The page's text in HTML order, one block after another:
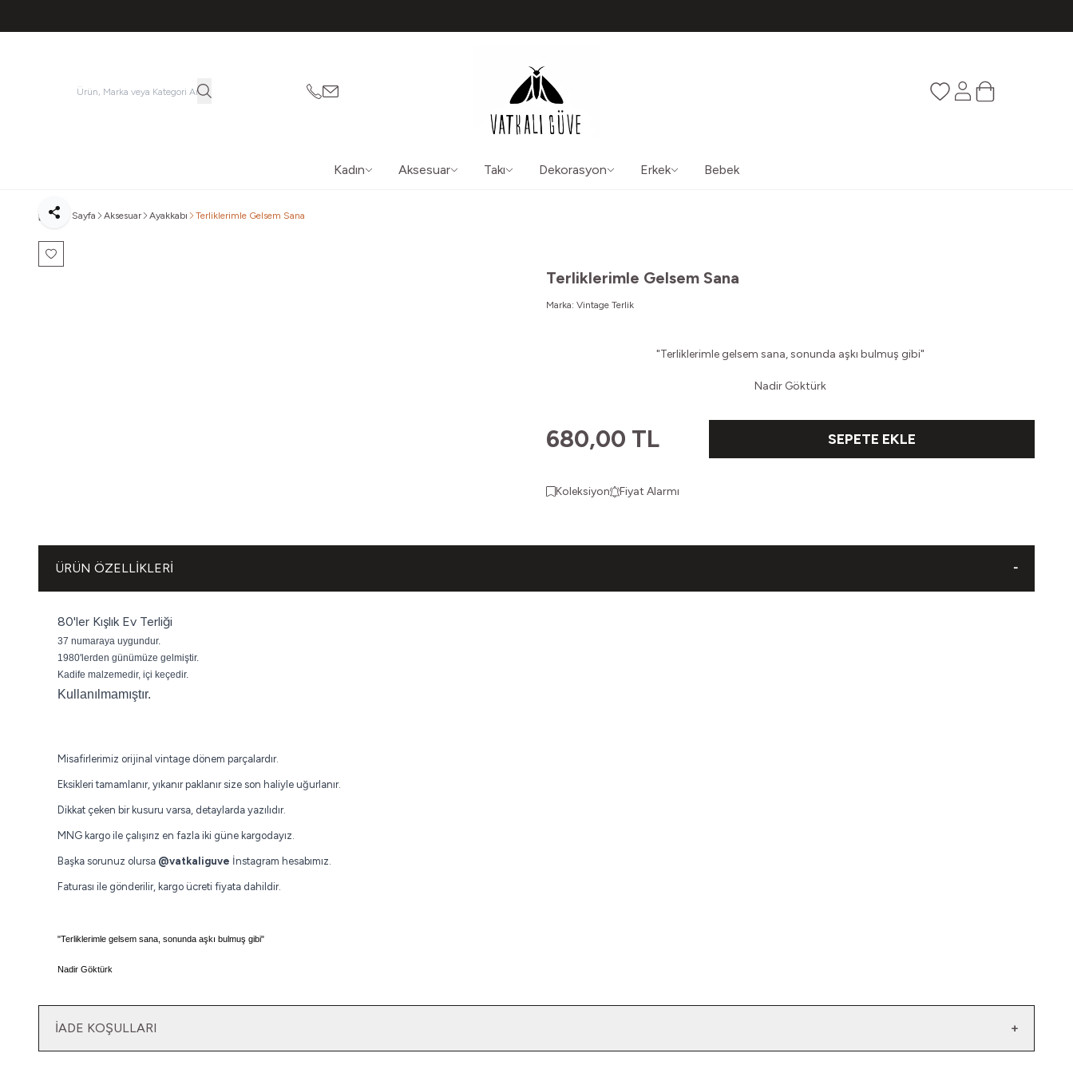
05362150565
vatkaliguve@gmail.com Favorilerim
HesabımSepetim
Kadın Aksesuar Takı Dekorasyon Erkek Bebek
Ana Sayfa Aksesuar Ayakkabı Terliklerimle Gelsem Sana
Favoriye Ekle
Paylaş
Terliklerimle Gelsem Sana
Marka: Vintage Terlik
"Terliklerimle gelsem sana, sonunda aşkı bulmuş gibi"
Nadir Göktürk
680,00 TL SEPETE EKLE
Koleksiyon Fiyat Alarmı
ÜRÜN ÖZELLIKLERI
80'ler Kışlık Ev Terliği
37 numaraya uygundur.
1980'lerden günümüze gelmiştir.
Kadife malzemedir, içi keçedir.
Kullanılmamıştır.
Misafirlerimiz orijinal vintage dönem parçalardır.
Eksikleri tamamlanır, yıkanır paklanır size son haliyle uğurlanır.
Dikkat çeken bir kusuru varsa, detaylarda yazılıdır.
MNG kargo ile çalışırız en fazla iki güne kargodayız.
Başka sorunuz olursa @vatkaliguve İnstagram hesabımız.
Faturası ile gönderilir, kargo ücreti fiyata dahildir.
"Terliklerimle gelsem sana, sonunda aşkı bulmuş gibi"
Nadir Göktürk
İADE KOŞULLARI